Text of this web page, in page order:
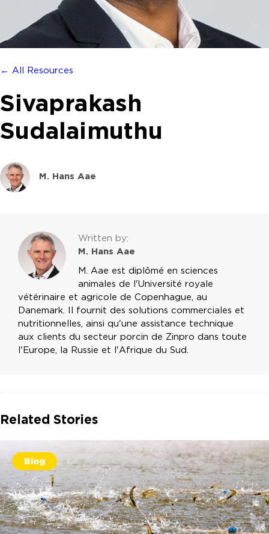
← All Resources
Sivaprakash
Sudalaimuthu
M. Hans Aae
Written by:
M. Hans Aae
M. Aae est diplômé en sciences
animales de l'Université royale
vétérinaire et agricole de Copenhague, au
Danemark. Il fournit des solutions commerciales et
nutritionnelles, ainsi qu'une assistance technique
aux clients du secteur porcin de Zinpro dans toute
l'Europe, la Russie et l'Afrique du Sud.
Related Stories
Blog